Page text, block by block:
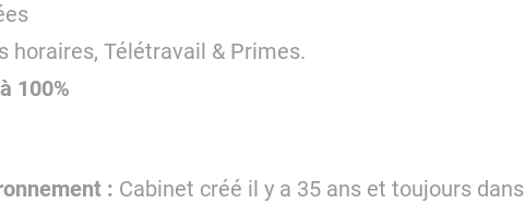
horaires, Télétravail & Primes.
100%
: Cabinet créé il y a 35 ans et toujours dans